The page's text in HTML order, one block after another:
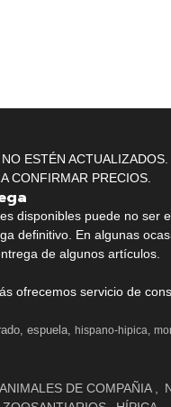
ESTÉN ACTUALIZADOS.
CONFIRMAR PRECIOS.
disponibles puede no ser
definitivo. En algunas
de algunos artículos.
ofrecemos servicio de
espuela hispano-hipica
ANIMALES DE COMPAÑIA